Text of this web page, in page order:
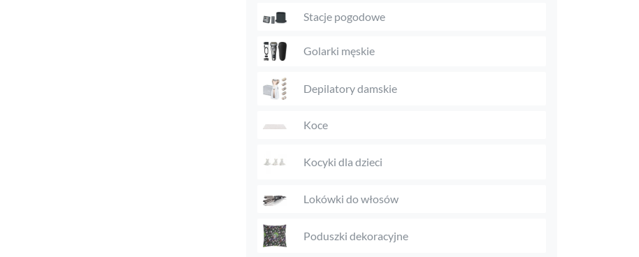
Stacje pogodowe
Golarki męskie
Depilatory damskie
Koce
Kocyki dla dzieci
Lokówki do włosów
Poduszki dekoracyjne